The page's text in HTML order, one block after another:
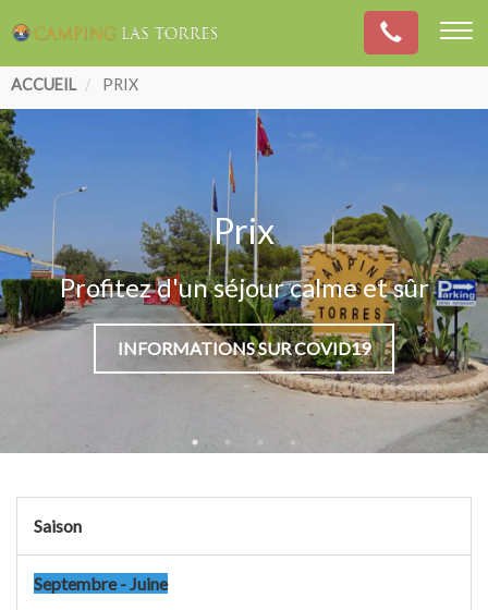
Fil
ACCUEIL PRIX
Prix
Profitez d'un séjour calme et sûr
INFORMATIONS SUR COVID19
Saison
Septembre - Juine